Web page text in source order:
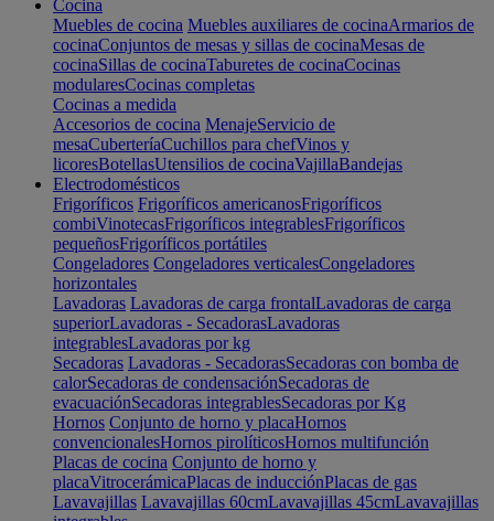
Cocina
Muebles de cocina Muebles auxiliares de cocinaArmarios de
cocinaConjuntos de mesas y sillas de cocinaMesas de
cocinaSillas de cocinaTaburetes de cocinaCocinas
modularesCocinas completas
Cocinas a medida
Accesorios de cocina MenajeServicio de
mesaCuberteríaCuchillos para chefVinos y
licoresBotellasUtensilios de cocinaVajillaBandejas
Electrodomésticos
Frigoríficos Frigoríficos americanosFrigoríficos
combiVinotecasFrigoríficos integrablesFrigoríficos
pequeñosFrigoríficos portátiles
Congeladores Congeladores verticalesCongeladores
horizontales
Lavadoras Lavadoras de carga frontalLavadoras de carga
superiorLavadoras - SecadorasLavadoras
integrablesLavadoras por kg
Secadoras Lavadoras - SecadorasSecadoras con bomba de
calorSecadoras de condensaciónSecadoras de
evacuaciónSecadoras integrablesSecadoras por Kg
Hornos Conjunto de horno y placaHornos
convencionalesHornos pirolíticosHornos multifunción
Placas de cocina Conjunto de horno y
placaVitrocerámicaPlacas de inducciónPlacas de gas
Lavavajillas Lavavajillas 60cmLavavajillas 45cmLavavajillas